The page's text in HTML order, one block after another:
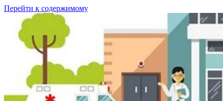
Перейти к содержимому